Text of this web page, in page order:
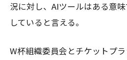
況に対し、AIツールはある意
していると言える。
W杯組織委員会とチケットプ